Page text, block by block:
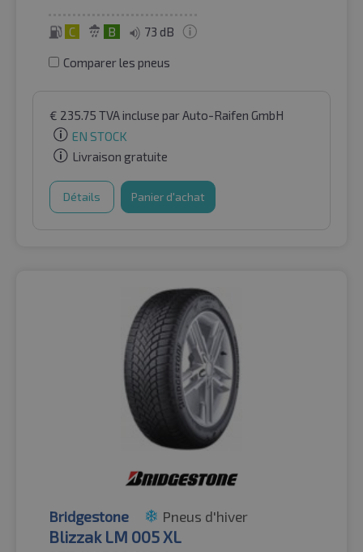
C B 73 dB
Comparer les pneus
€ 235.75 TVA incluse par Auto-Raifen GmbH
EN STOCK
Livraison gratuite
Détails Panier d'achat
Bridgestone Pneus d'hiver
Blizzak LM 005 XL